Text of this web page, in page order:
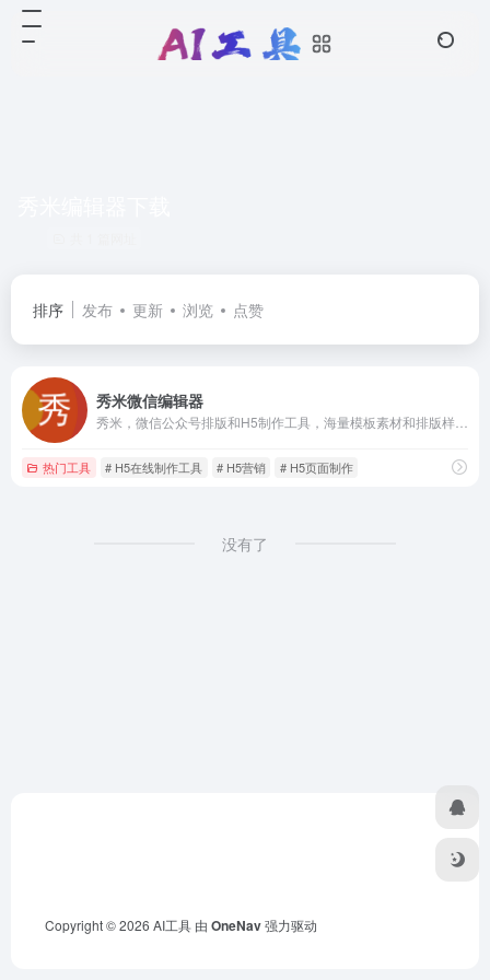
排序 发布 更新 浏览 点赞
秀米微信编辑器
热门工具 # H5在线制作工具 # H5营销 # H5页面制作
没有了
Copyright © 2026 AI工具 由 OneNav强力驱动